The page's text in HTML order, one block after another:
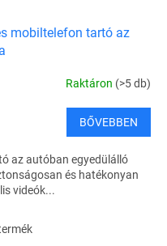
mobiltelefon tartó az
Raktáron (>5 db)
BŐVEBBEN
az autóban egyedülálló
és hatékonyan
videók...